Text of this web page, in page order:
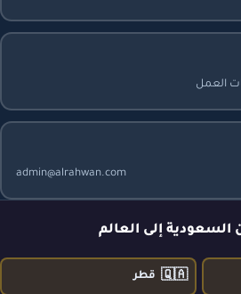
العمل
admin@alrahwan.com
إلى العالم
🇶🇦 قطر